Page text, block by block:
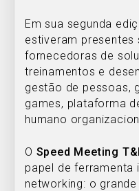
Em sua segunda
estiveram presentes
fornecedoras de
treinamentos e
gestão de pessoas,
games, plataforma
humano
O Speed Meeting
papel de ferramenta
networking: o